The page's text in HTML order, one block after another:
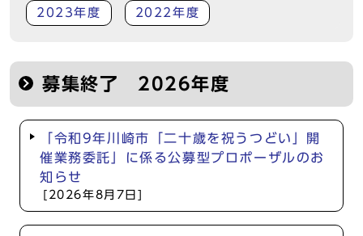
2023年度 2022年度
募集終了 2026年度
「令和9年川崎市「二十歳を祝うつどい」開
催業務委託」に係る公募型プロポーザルのお
知らせ
[2026年8月7日]